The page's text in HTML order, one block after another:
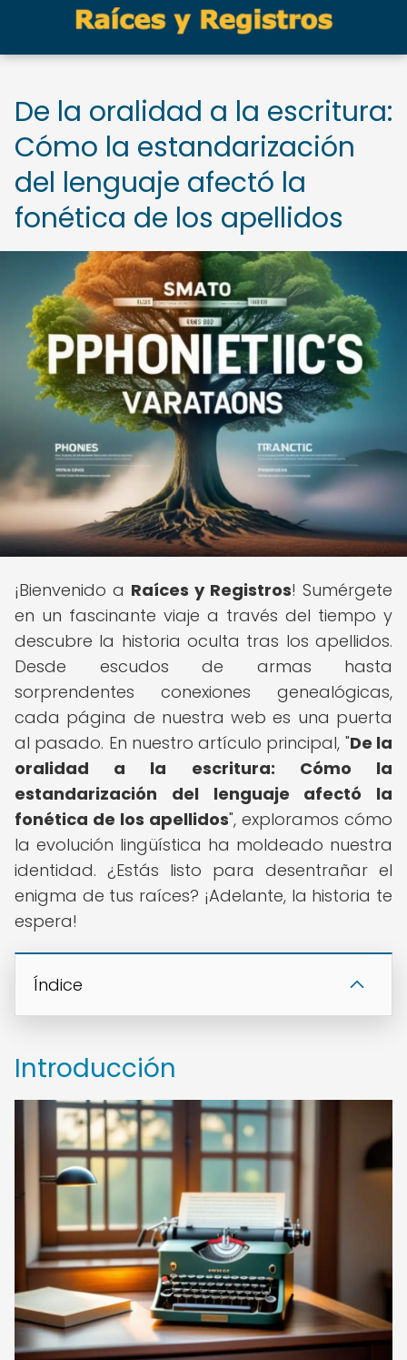
De la oralidad a la escritura:
Cómo la estandarización
del lenguaje afectó la
fonética de los apellidos
¡Bienvenido a Raíces y Registros! Sumérgete
en un fascinante viaje a través del tiempo y
descubre la historia oculta tras los apellidos.
Desde escudos de armas hasta
sorprendentes conexiones genealógicas,
cada página de nuestra web es una puerta
al pasado. En nuestro artículo principal, "De la
oralidad a la escritura: Cómo la
estandarización del lenguaje afectó la
fonética de los apellidos", exploramos cómo
la evolución lingüística ha moldeado nuestra
identidad. ¿Estás listo para desentrañar el
enigma de tus raíces? ¡Adelante, la historia te
espera!
Índice
Introducción